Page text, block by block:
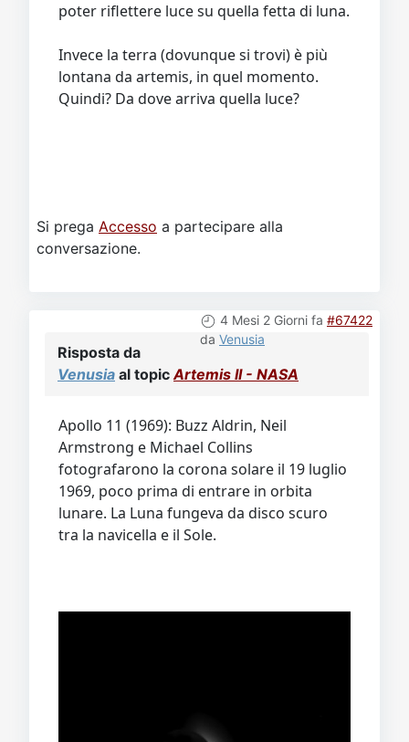
poter riflettere luce su quella fetta di luna.
Invece la terra (dovunque si trovi) è più
lontana da artemis, in quel momento.
Quindi? Da dove arriva quella luce?
Si prega Accesso a partecipare alla
conversazione.
4 Mesi 2 Giorni fa #67422
da Venusia
Risposta da
Venusia al topicArtemis II - NASA
Apollo 11 (1969): Buzz Aldrin, Neil
Armstrong e Michael Collins
fotografarono la corona solare il 19 luglio
1969, poco prima di entrare in orbita
lunare. La Luna fungeva da disco scuro
tra la navicella e il Sole.